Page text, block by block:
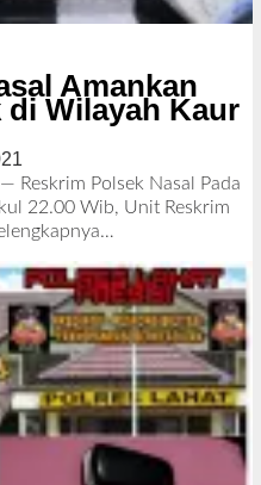
Amankan
di Wilayah Kaur
l
e
h
e
d
a
k
s
i
Reskrim Polsek Nasal Pada
22.00 Wib, Unit Reskrim